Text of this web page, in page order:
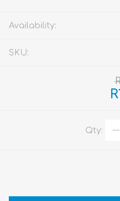
Availability:
SKU:
Qty: